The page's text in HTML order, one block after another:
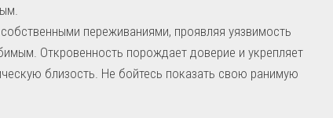
переживаниями, проявляя уязвимость
Откровенность порождает доверие и укрепляет
близость. Не бойтесь показать свою ранимую